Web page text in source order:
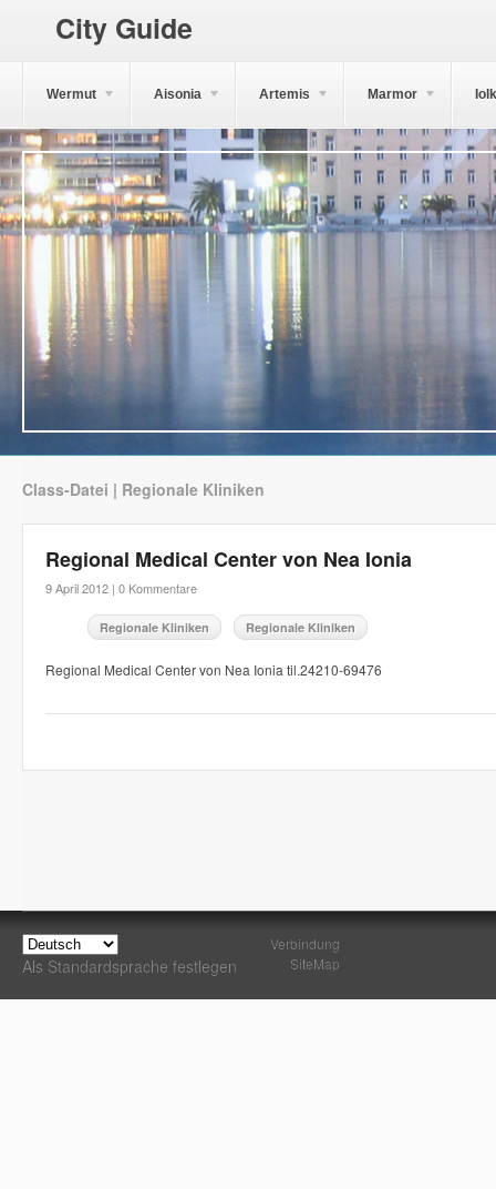
City Guide
Wermut Aisonia Artemis Marmor
Class-Datei | Regionale Kliniken
Regional Medical Center von Nea Ionia
9 April 2012 | 0 Kommentare
Regionale Kliniken Regionale Kliniken
Regional Medical Center von Nea Ionia til.24210-69476
Als Standardsprache festlegen
Verbindung
SiteMap